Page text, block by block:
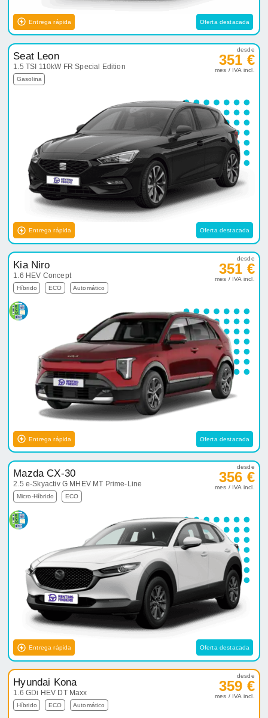
Entrega rápida Oferta destacada
Seat Leon
1.5 TSI 110kW FR Special Edition
Gasolina
desde
351 €
mes / IVA incl.
Entrega rápida Oferta destacada
Kia Niro
1.6 HEV Concept
Híbrido ECO Automático
desde
351 €
mes / IVA incl.
Entrega rápida Oferta destacada
Mazda CX-30
2.5 e-Skyactiv G MHEV MT Prime-Line
Micro-Híbrido ECO
desde
356 €
mes / IVA incl.
Entrega rápida Oferta destacada
Hyundai Kona
1.6 GDi HEV DT Maxx
Híbrido ECO Automático
desde
359 €
mes / IVA incl.